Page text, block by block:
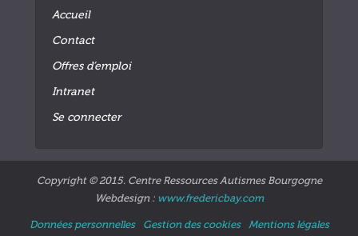
Accueil
Contact
Offres d’emploi
Intranet
Se connecter
Copyright © 2015. Centre Ressources Autismes Bourgogne
Webdesign : www.fredericbay.com
Données personnelles Gestion des cookies Mentions légales